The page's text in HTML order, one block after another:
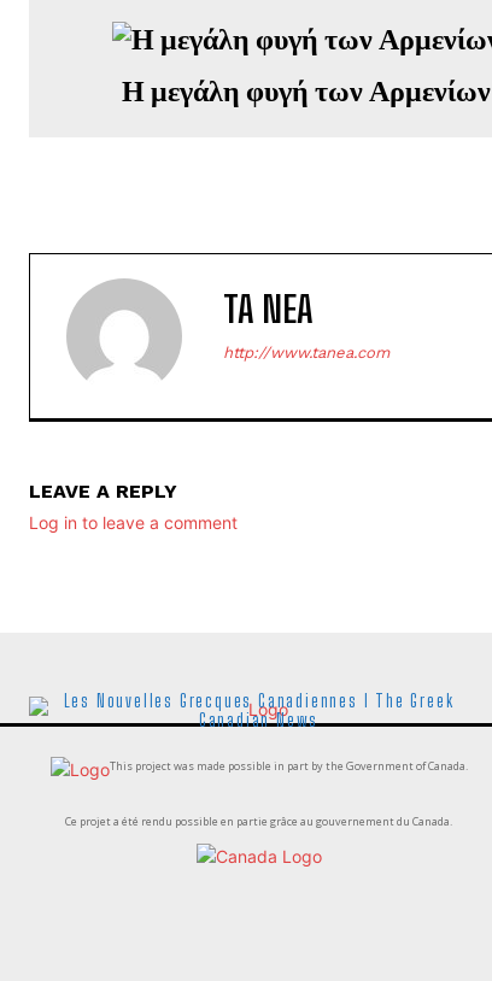
Η μεγάλη φυγή των Αρμενίων
TA NEA
http://www.tanea.com
LEAVE A REPLY
Log in to leave a comment
Les Nouvelles Grecques Canadiennes I The Greek
Canadian News
This project was made possible in part by the Government of Canada.
Ce projet a été rendu possible en partie grâce au gouvernement du Canada.